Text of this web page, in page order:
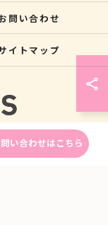
い合わせはこちら
問い合わせ
イトマップ
RIGHTS RESERVED.